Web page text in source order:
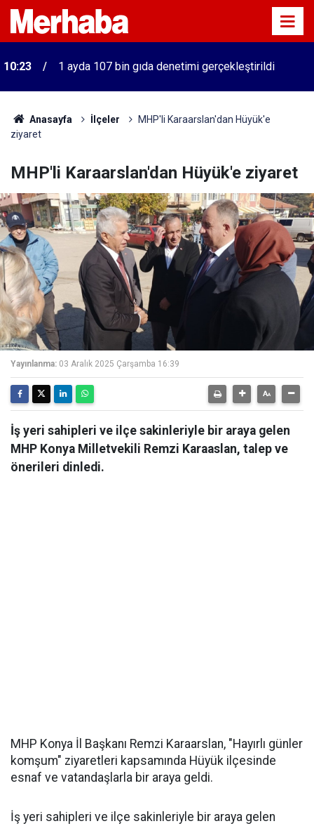
10:23 1 ayda 107 bin gıda denetimi gerçekleştirildi
Anasayfa İlçeler
MHP'li Karaarslan'dan Hüyük'e
ziyaret
MHP'li Karaarslan'dan Hüyük'e ziyaret
Yayınlanma: 03 Aralık 2025 Çarşamba 16:39
İş yeri sahipleri ve ilçe sakinleriyle bir araya gelen
MHP Konya Milletvekili Remzi Karaaslan, talep ve
önerileri dinledi.
MHP Konya İl Başkanı Remzi Karaarslan, "Hayırlı günler
komşum" ziyaretleri kapsamında Hüyük ilçesinde
esnaf ve vatandaşlarla bir araya geldi.
İş yeri sahipleri ve ilçe sakinleriyle bir araya gelen